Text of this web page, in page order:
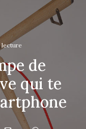
lecture
de
qui te